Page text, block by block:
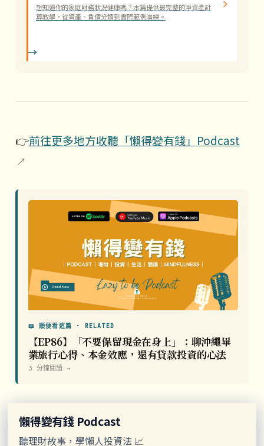
想知道你的家庭財務狀況健康嗎？本篇提供最完整的淨資產計
算教學，從資產、負債分類到實際範例演練。
👉前往更多地方收聽「懶得變有錢」Podcast
📖 順便看這篇 · RELATED
【EP86】「不要保留現金在身上」：聊沖繩畢
業旅行心得、本金效應，還有貸款投資的心法
3 分鐘閱讀 →
懶得變有錢 Podcast
聽理財故事，學懶人投資法 📈